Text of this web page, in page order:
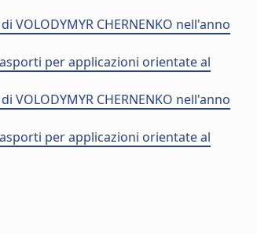
CHERNENKO nell'anno
per applicazioni orientate al
CHERNENKO nell'anno
per applicazioni orientate al